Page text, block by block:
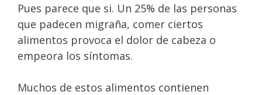
Pues parece que si. Un 25% de las personas
que padecen migraña, comer ciertos
alimentos provoca el dolor de cabeza o
empeora los síntomas.
Muchos de estos alimentos contienen